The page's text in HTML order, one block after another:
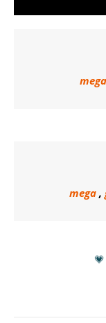
mega
mega,
💗